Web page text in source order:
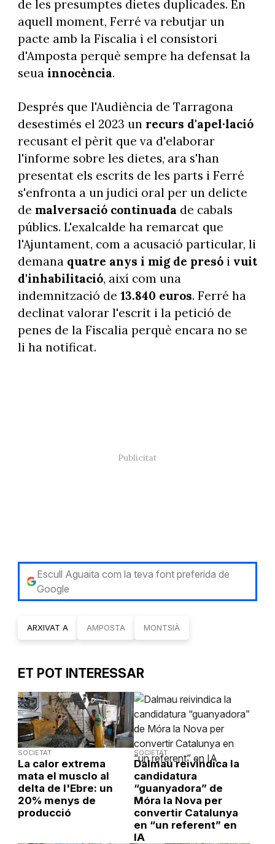
de les presumptes dietes duplicades. En
aquell moment, Ferré va rebutjar un
pacte amb la Fiscalia i el consistori
d'Amposta perquè sempre ha defensat la
seua innocència.
Després que l'Audiència de Tarragona
desestimés el 2023 un recurs d'apel·lació
recusant el pèrit que va d'elaborar
l'informe sobre les dietes, ara s'han
presentat els escrits de les parts i Ferré
s'enfronta a un judici oral per un delicte
de malversació continuada de cabals
públics. L'exalcalde ha remarcat que
l'Ajuntament, com a acusació particular, li
demana quatre anys i mig de presói vuit
d'inhabilitació, així com una
indemnització de 13.840 euros. Ferré ha
declinat valorar l'escrit i la petició de
penes de la Fiscalia perquè encara no se
li ha notificat.
Escull Aguaita com la teva font preferida de
Google
ARXIVAT A AMPOSTA MONTSIÀ
ET POT INTERESSAR
SOCIETAT
La calor extrema
mata el musclo al
delta de l'Ebre: un
20% menys de
producció
SOCIETAT
Dalmau reivindica la
candidatura
“guanyadora” de
Móra la Nova per
convertir Catalunya
en “un referent” en
IA